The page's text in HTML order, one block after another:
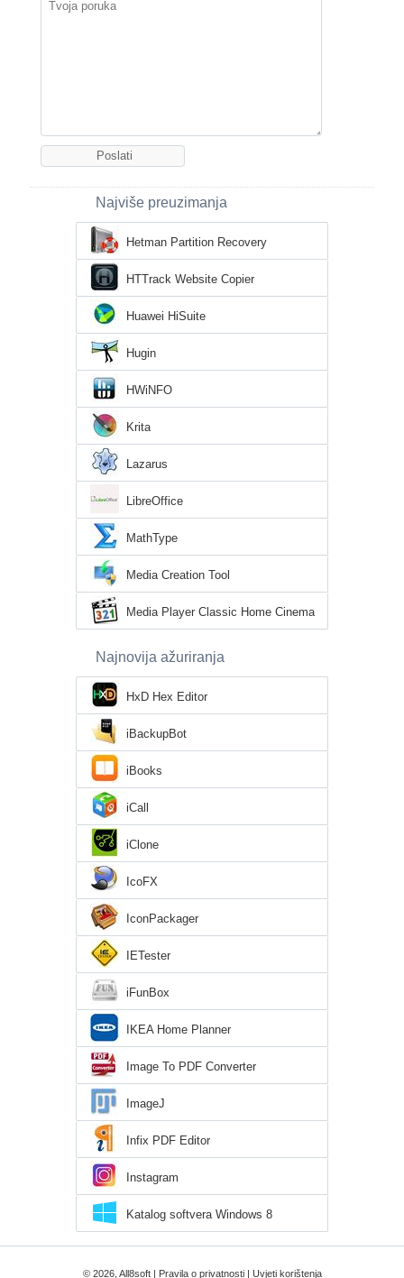
Najviše preuzimanja
Hetman Partition Recovery
HTTrack Website Copier
Huawei HiSuite
Hugin
HWiNFO
Krita
Lazarus
LibreOffice
MathType
Media Creation Tool
Media Player Classic Home Cinema
Najnovija ažuriranja
HxD Hex Editor
iBackupBot
iBooks
iCall
iClone
IcoFX
IconPackager
IETester
iFunBox
IKEA Home Planner
Image To PDF Converter
ImageJ
Infix PDF Editor
Instagram
Katalog softvera Windows 8
© 2026, All8soft | Pravila o privatnosti| Uvjeti korištenja